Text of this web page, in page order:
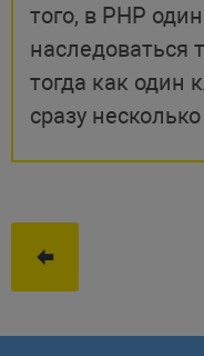
того, в PHP
наследоваться
тогда как один
сразу